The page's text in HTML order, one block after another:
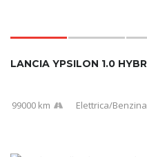
99000 km Elettrica/Benzina